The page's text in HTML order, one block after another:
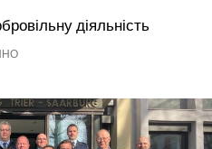
діяльність